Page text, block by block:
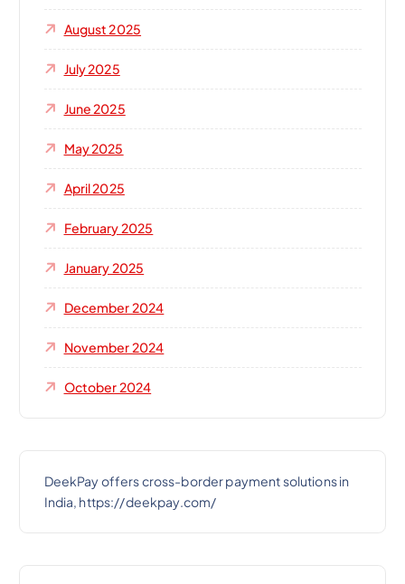
August 2025
July 2025
June 2025
May 2025
April 2025
February 2025
January 2025
December 2024
November 2024
October 2024
DeekPay offers cross-border payment solutions in
India, https://deekpay.com/